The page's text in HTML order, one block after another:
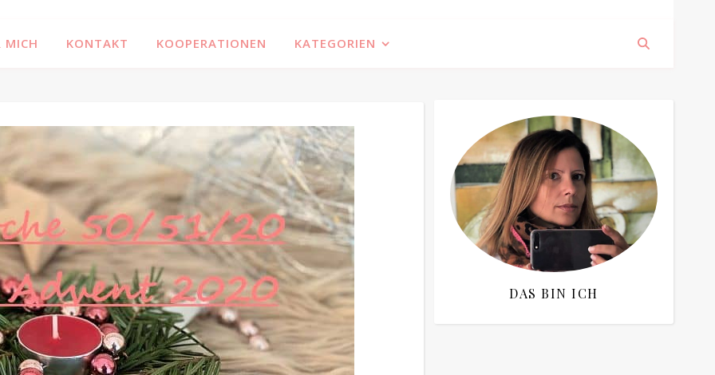
MICH KONTAKT KOOPERATIONEN KATEGORIEN
DAS BIN ICH